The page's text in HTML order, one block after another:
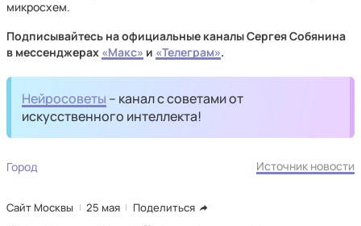
микросхем.
Подписывайтесь на официальные каналы Сергея Собянина
в мессенджерах «Макс» и «Телеграм».
Нейросоветы – канал с советами от
искусственного интеллекта!
Город Источник новости
Сайт Москвы 25 мая Поделиться